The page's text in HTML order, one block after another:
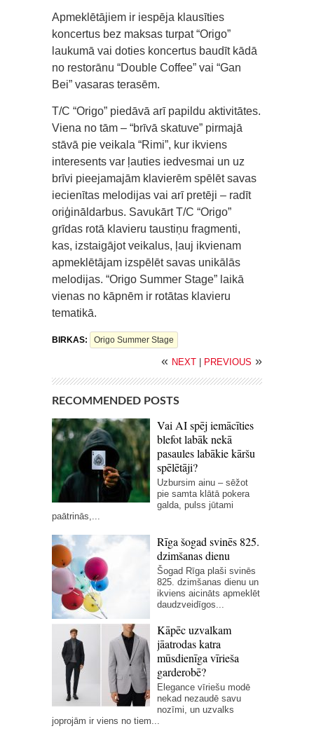
Apmeklētājiem ir iespēja klausīties
koncertus bez maksas turpat “Origo”
laukumā vai doties koncertus baudīt kādā
no restorānu “Double Coffee” vai “Gan
Bei” vasaras terasēm.
T/C “Origo” piedāvā arī papildu aktivitātes.
Viena no tām – “brīvā skatuve” pirmajā
stāvā pie veikala “Rimi”, kur ikviens
interesents var ļauties iedvesmai un uz
brīvi pieejamajām klavierēm spēlēt savas
iecienītas melodijas vai arī pretēji – radīt
oriģināldarbus. Savukārt T/C “Origo”
grīdas rotā klavieru taustiņu fragmenti,
kas, izstaigājot veikalus, ļauj ikvienam
apmeklētājam izspēlēt savas unikālās
melodijas. “Origo Summer Stage” laikā
vienas no kāpnēm ir rotātas klavieru
tematikā.
BIRKAS: Origo Summer Stage
« NEXT PREVIOUS »
RECOMMENDED POSTS
Vai AI spēj iemācīties
blefot labāk nekā
pasaules labākie kāršu
spēlētāji?
Uzbursim ainu – sēžot
pie samta klātā pokera
galda, pulss jūtami
paātrinās,...
Rīga šogad svinēs 825.
dzimšanas dienu
Šogad Rīga plaši svinēs
825. dzimšanas dienu un
ikviens aicināts apmeklēt
daudzveidīgos...
Kāpēc uzvalkam
jāatrodas katra
mūsdienīga vīrieša
garderobē?
Elegance vīriešu modē
nekad nezaudē savu
nozīmi, un uzvalks
joprojām ir viens no tiem...